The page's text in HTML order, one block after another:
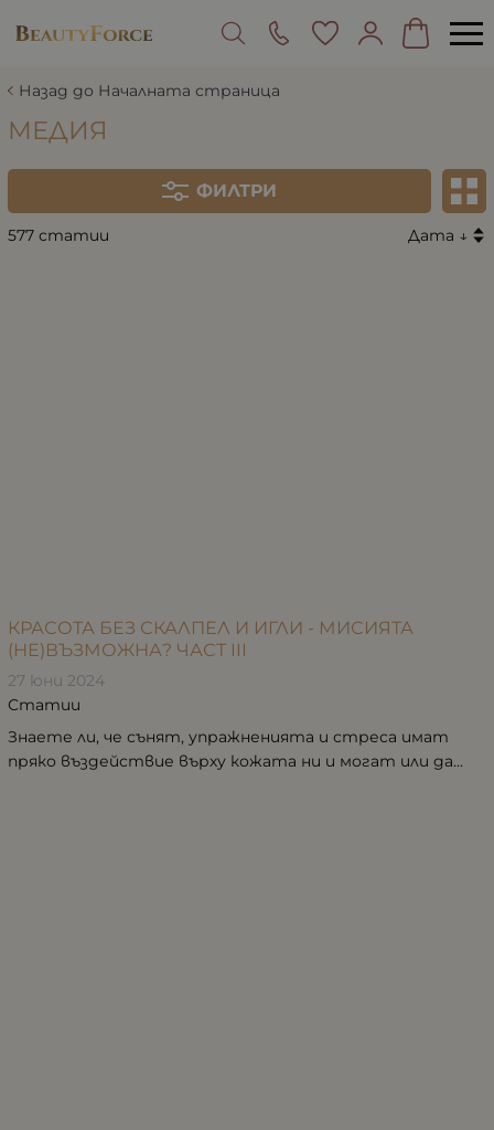
Назад до Началната страница
МЕДИЯ
ФИЛТРИ
577 статии Дата ↓
КРАСОТА БЕЗ СКАЛПЕЛ И ИГЛИ - МИСИЯТА
(НЕ)ВЪЗМОЖНА? ЧАСТ III
27 юни 2024
Статии
Знаете ли, че сънят, упражненията и стреса имат
пряко въздействие върху кожата ни и могат или да...